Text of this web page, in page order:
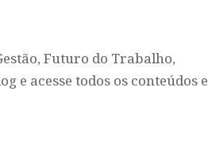
Futuro do Trabalho,
e acesse todos os conteúdos e